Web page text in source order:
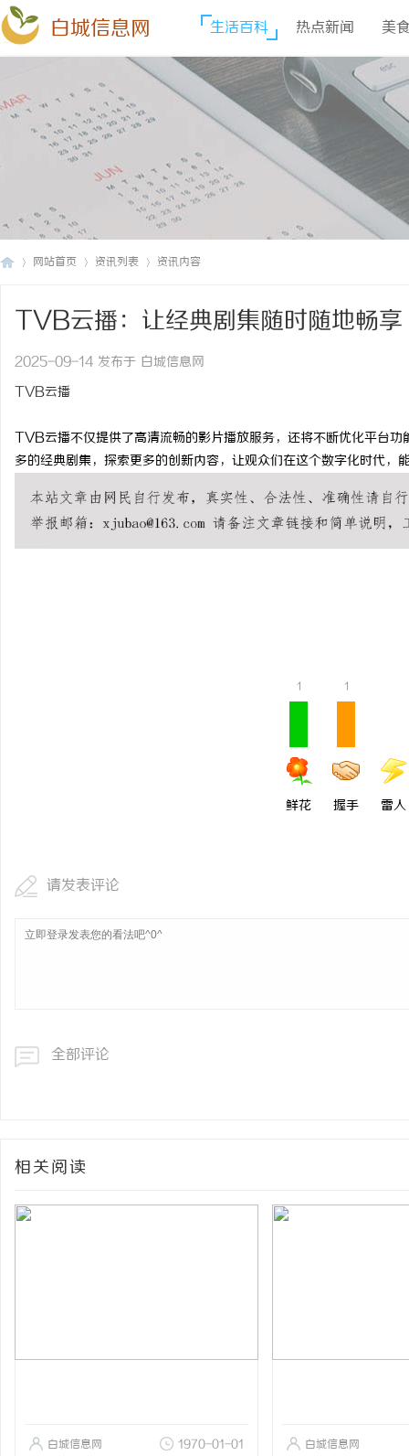
白城信息网 生活百科 热点新闻 美
网站首页 资讯列表 资讯内容
TVB云播：让经典剧集随时随地畅享
2025-09-14 发布于 白城信息网
TVB云播
TVB云播不仅提供了高清流畅的影片播放服务，还将不断优化平台
多的经典剧集，探索更多的创新内容，让观众们在这个数字化时代
1
鲜花
1
握手 雷人
请发表评论
全部评论
相关阅读
白城信息网 1970-01-01 白城信息网
力产业金融智能升级